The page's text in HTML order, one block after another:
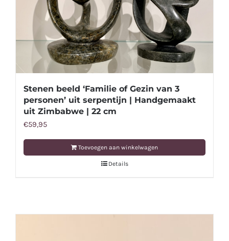
Stenen beeld ‘Familie of Gezin van 3
personen’ uit serpentijn | Handgemaakt
uit Zimbabwe | 22 cm
€59,95
Toevoegen aan winkelwagen
Details